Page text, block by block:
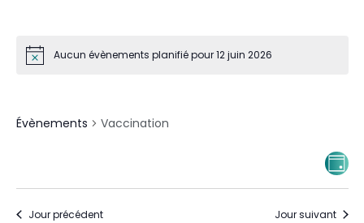
Aucun évènements planifié pour 12 juin 2026
Évènements Vaccination
de
JOUR
Jour précédent Jour suivant